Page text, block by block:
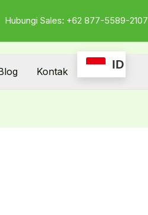
Hubungi Sales: +62 877-5589-2107
Kontak
ID